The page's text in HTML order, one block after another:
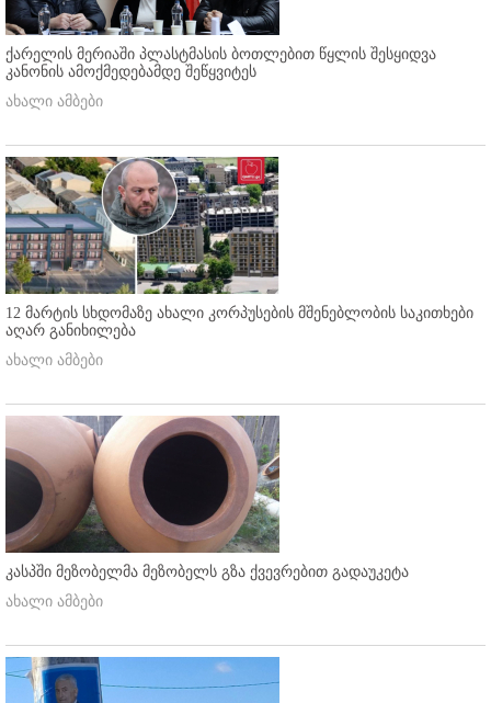
ქარელის მერიაში პლასტმასის ბოთლებით წყლის შესყიდვა
კანონის ამოქმედებამდე შეწყვიტეს
ახალი ამბები
12 მარტის სხდომაზე ახალი კორპუსების მშენებლობის საკითხები
აღარ განიხილება
ახალი ამბები
კასპში მეზობელმა მეზობელს გზა ქვევრებით გადაუკეტა
ახალი ამბები